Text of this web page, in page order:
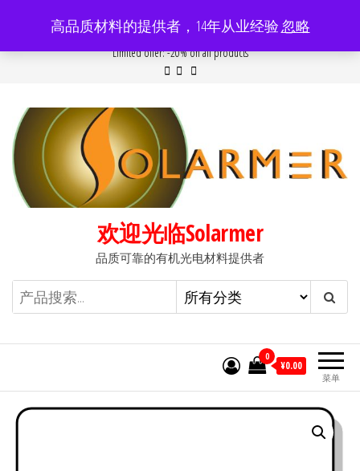
内
Popular searches:Women //Modern //New//Sale
Limited offer: -20% on all products
欢迎光临Solarmer
品质可靠的有机光电材料提供者
菜单
0
¥0.00
高品质材料的提供者，14年从业经验忽略